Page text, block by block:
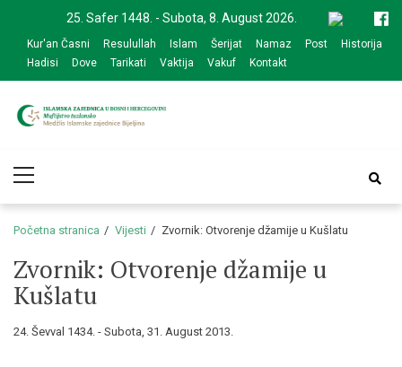
navigation
content
25. Safer 1448. - Subota, 8. August 2026.
Kur'an Časni Resulullah Islam Šerijat Namaz Post
Historija
Hadisi
Dove Tarikati Vaktija Vakuf Kontakt
zajednice Bijeljina
Menu
Početna stranica Vijesti Zvornik: Otvorenje džamije u Kušlatu
Zvornik: Otvorenje džamije u
Kušlatu
24. Ševval 1434. - Subota, 31. August 2013.